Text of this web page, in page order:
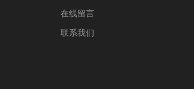
在线留言
联系我们